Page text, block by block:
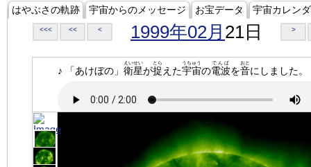
はやぶさの軌跡 宇宙からのメッセージ お宝データ 宇宙カレン
<<< << < 1999年02月 21日 >
♪ 「あけぼの」 衛星
えいせい
が捉
とら
えた宇宙
うちゅう
の電波
でんぱ
を音
おと
にしました。